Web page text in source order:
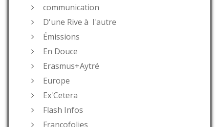
communication
D'une Rive à l'autre
Émissions
En Douce
Erasmus+Aytré
Europe
Ex'Cetera
Flash Infos
Francofolies